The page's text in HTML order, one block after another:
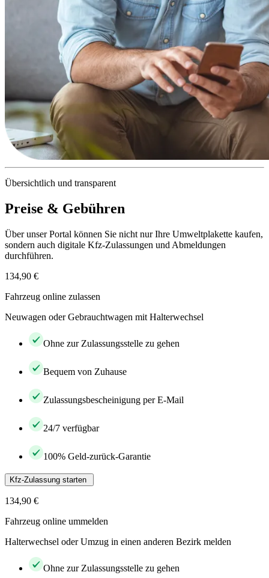
Übersichtlich und transparent
Preise & Gebühren
Über unser Portal können Sie nicht nur Ihre Umweltplakette kaufen,
sondern auch digitale Kfz-Zulassungen und Abmeldungen
durchführen.
134,90 €
Fahrzeug online zulassen
Neuwagen oder Gebrauchtwagen mit Halterwechsel
Ohne zur Zulassungsstelle zu gehen
Bequem von Zuhause
Zulassungsbescheinigung per E-Mail
24/7 verfügbar
100% Geld-zurück-Garantie
Kfz-Zulassung starten
134,90 €
Fahrzeug online ummelden
Halterwechsel oder Umzug in einen anderen Bezirk melden
Ohne zur Zulassungsstelle zu gehen